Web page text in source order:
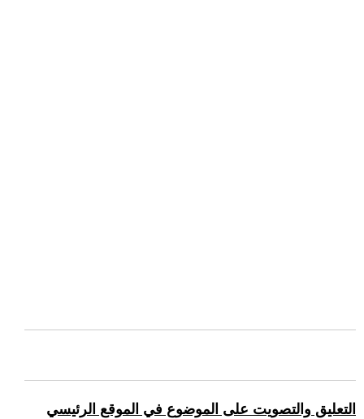
التعليق والتصويت على الموضوع في الموقع الرئيسي